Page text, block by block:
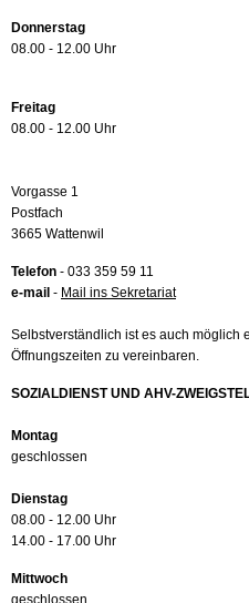
Donnerstag
08.00 - 12.00 Uhr
Freitag
08.00 - 12.00 Uhr
Vorgasse 1
Postfach
3665 Wattenwil
Telefon - 033 359 59 11
e-mail - Mail ins Sekretariat
Selbstverständlich ist es auch möglich
Öffnungszeiten zu vereinbaren.
SOZIALDIENST UND AHV-
Montag
geschlossen
Dienstag
08.00 - 12.00 Uhr
14.00 - 17.00 Uhr
Mittwoch